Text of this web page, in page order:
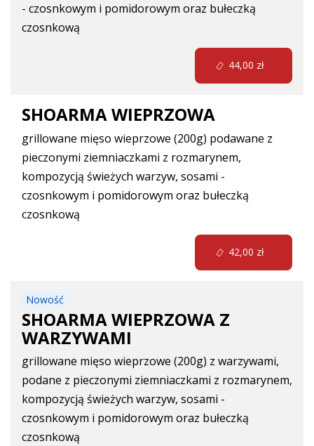
- czosnkowym i pomidorowym oraz bułeczką
czosnkową
SHOARMA WIEPRZOWA
grillowane mięso wieprzowe (200g) podawane z
pieczonymi ziemniaczkami z rozmarynem,
kompozycją świeżych warzyw, sosami -
czosnkowym i pomidorowym oraz bułeczką
czosnkową
Nowość
SHOARMA WIEPRZOWA Z
WARZYWAMI
grillowane mięso wieprzowe (200g) z warzywami,
podane z pieczonymi ziemniaczkami z rozmarynem,
kompozycją świeżych warzyw, sosami -
czosnkowym i pomidorowym oraz bułeczką
czosnkową